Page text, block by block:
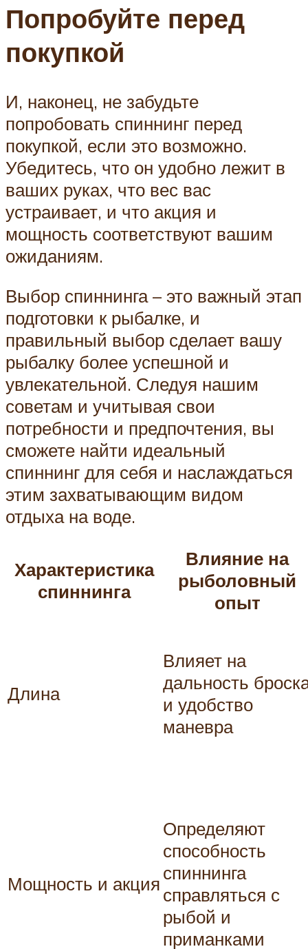
Попробуйте перед
покупкой
И, наконец, не забудьте
попробовать спиннинг перед
покупкой, если это возможно.
Убедитесь, что он удобно лежит в
ваших руках, что вес вас
устраивает, и что акция и
мощность соответствуют вашим
ожиданиям.
Выбор спиннинга – это важный этап
подготовки к рыбалке, и
правильный выбор сделает вашу
рыбалку более успешной и
увлекательной. Следуя нашим
советам и учитывая свои
потребности и предпочтения, вы
сможете найти идеальный
спиннинг для себя и наслаждаться
этим захватывающим видом
отдыха на воде.
Характеристика
спиннинга
Влияние на
рыболовный
опыт
Длина
Влияет на
дальность
и удобство
маневра
Мощность и акция
Определяют
способность
спиннинга
справляться с
рыбой и
приманками